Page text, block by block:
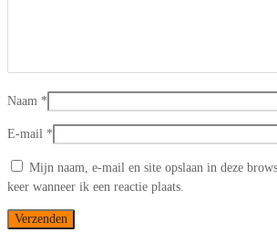
Naam *
E-mail *
Mijn naam, e-mail en site opslaan in deze
keer wanneer ik een reactie plaats.